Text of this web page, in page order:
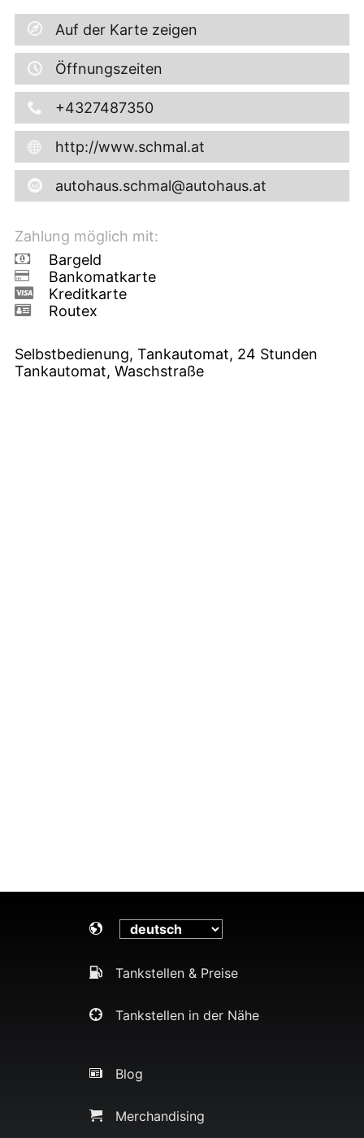
Auf der Karte zeigen
Öffnungszeiten
+4327487350
http://www.schmal.at
autohaus.schmal@autohaus.at
Zahlung möglich mit:
Bargeld
Bankomatkarte
Kreditkarte
Routex
Selbstbedienung, Tankautomat, 24 Stunden
Tankautomat, Waschstraße
Tankstellen & Preise
Tankstellen in der Nähe
Blog
Merchandising